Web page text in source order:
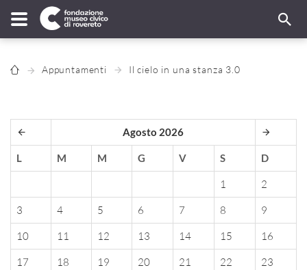
Appuntamenti Il cielo in una stanza 3.0
Agosto 2026
L M M G V S D
1
2
3
4 5 6 7 8
9
10
11 12 13 14 15
16
17
18 19 20 21 22
23